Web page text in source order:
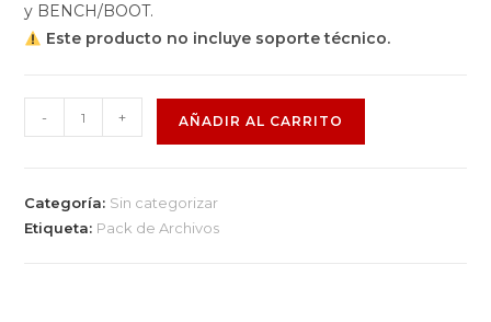
y BENCH/BOOT.
Este producto no incluye soporte técnico.
- + AÑADIR AL CARRITO
Categoría: Sin categorizar
Etiqueta: Pack de Archivos